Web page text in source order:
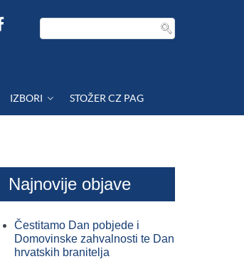
IZBORI STOŽER CZ PAG
Najnovije objave
Čestitamo Dan pobjede i
Domovinske zahvalnosti te Dan
hrvatskih branitelja